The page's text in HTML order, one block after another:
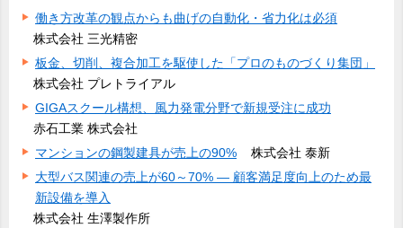
働き方改革の観点からも曲げの自動化・省力化は必須
株式会社 三光精密
板金、切削、複合加工を駆使した「プロのものづくり集団」
株式会社 プレトライアル
GIGAスクール構想、風力発電分野で新規受注に成功
赤石工業 株式会社
マンションの鋼製建具が売上の90%
株式会社 泰新
大型バス関連の売上が60～70% ― 顧客満足度向上のため最
新設備を導入
株式会社 生澤製作所